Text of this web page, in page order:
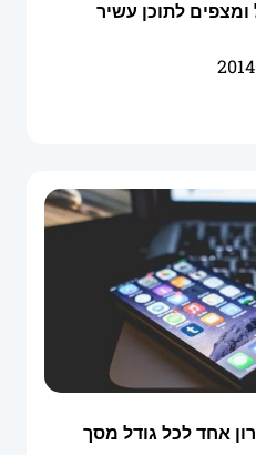
ומצפים לתוכן עשיר
אחד לכל גודל מסך